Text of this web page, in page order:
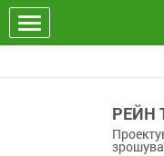
РЕЙН